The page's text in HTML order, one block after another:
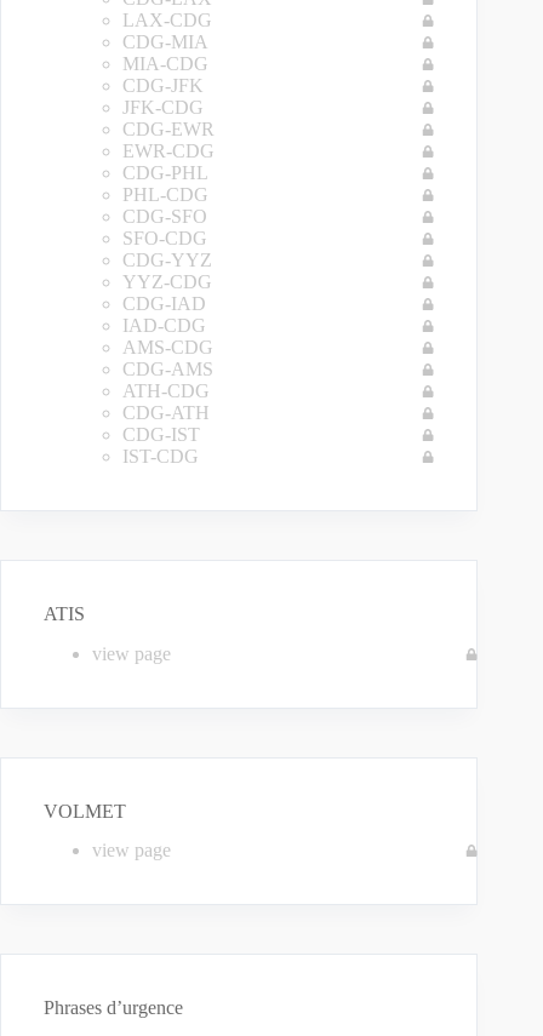
LAX-CDG
CDG-MIA
MIA-CDG
CDG-JFK
JFK-CDG
CDG-EWR
EWR-CDG
CDG-PHL
PHL-CDG
CDG-SFO
SFO-CDG
CDG-YYZ
YYZ-CDG
CDG-IAD
IAD-CDG
AMS-CDG
CDG-AMS
ATH-CDG
CDG-ATH
CDG-IST
IST-CDG
ATIS
view page
VOLMET
view page
Phrases d’urgence